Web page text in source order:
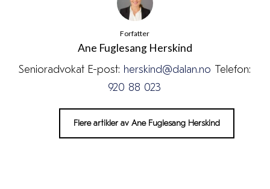
Forfatter
Ane Fuglesang Herskind
Senioradvokat E-post: herskind@dalan.no Telefon:
920 88 023
Flere artikler av Ane Fuglesang Herskind